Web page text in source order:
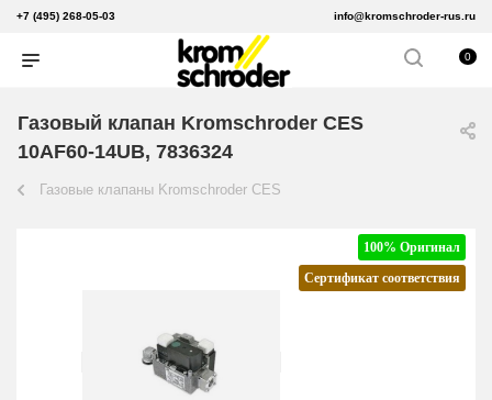
+7 (495) 268-05-03 info@kromschroder-rus.ru
0
Газовый клапан Kromschroder CES
10AF60-14UB, 7836324
Газовые клапаны Kromschroder CES
100% Оригинал
Сертификат соответствия